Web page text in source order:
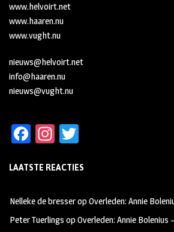
www.helvoirt.net
www.haaren.nu
www.vught.nu
nieuws@helvoirt.net
info@haaren.nu
nieuws@vught.nu
Fa
b
oo
k
In
ag
m
tt
LAATSTE REACTIES
Nelleke de bresseropOverleden: Annie
Peter Tuerlings opOverleden: Annie Bolenius